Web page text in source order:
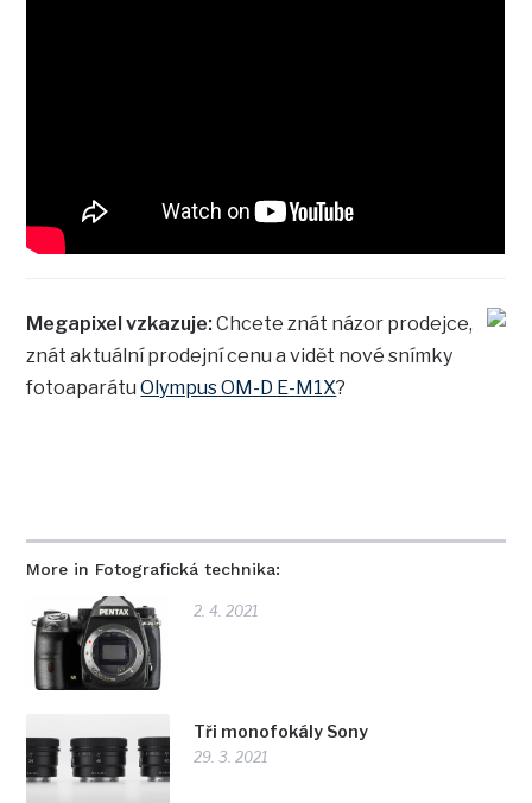
More in Fotografická technika:
2. 4. 2021
Tři monofokály Sony
29. 3. 2021
Megapixel vzkazuje: Chcete znát názor prodejce,
znát aktuální prodejní cenu a vidět nové snímky
fotoaparátuOlympus OM-D E-M1X?